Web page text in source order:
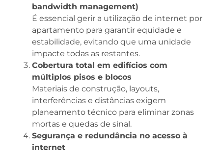
bandwidth management)
É essencial gerir a utilização de internet por
apartamento para garantir equidade e
estabilidade, evitando que uma unidade
impacte todas as restantes.
Cobertura total em edifícios com
múltiplos pisos e blocos
Materiais de construção, layouts,
interferências e distâncias exigem
planeamento técnico para eliminar zonas
mortas e quedas de sinal.
Segurança e redundância no acesso à
internet